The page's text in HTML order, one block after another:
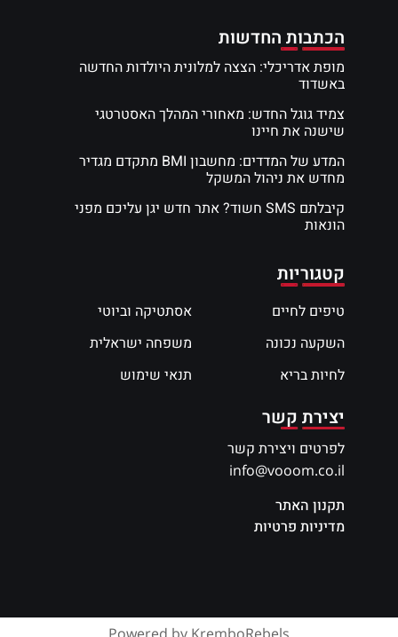
הכתבות החדשות
מופת אדריכלי: הצצה למלונית היולדות החדשה
באשדוד
צמיד גוגל החדש: מאחורי המהלך האסטרטגי
שישנה את חיינו
המדע של המדדים: מחשבון BMI מתקדם מגדיר
מחדש את ניהול המשקל
קיבלתם SMS חשוד? אתר חדש יגן עליכם מפני
הונאות
קטגוריות
טיפים לחיים
השקעה נכונה
לחיות בריא
אסתטיקה וביוטי
משפחה ישראלית
תנאי שימוש
יצירת קשר
לפרטים ויצירת קשר
info@vooom.co.il
תקנון האתר
מדיניות פרטיות